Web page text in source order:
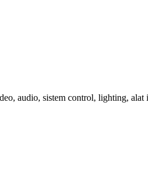
audio, sistem control, lighting,